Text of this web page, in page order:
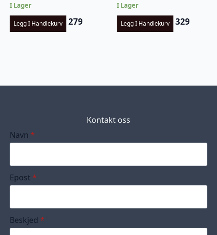
I Lager
Legg I Handlekurv 279
I Lager
Legg I Handlekurv 329
Kontakt oss
Navn *
Epost *
Beskjed *